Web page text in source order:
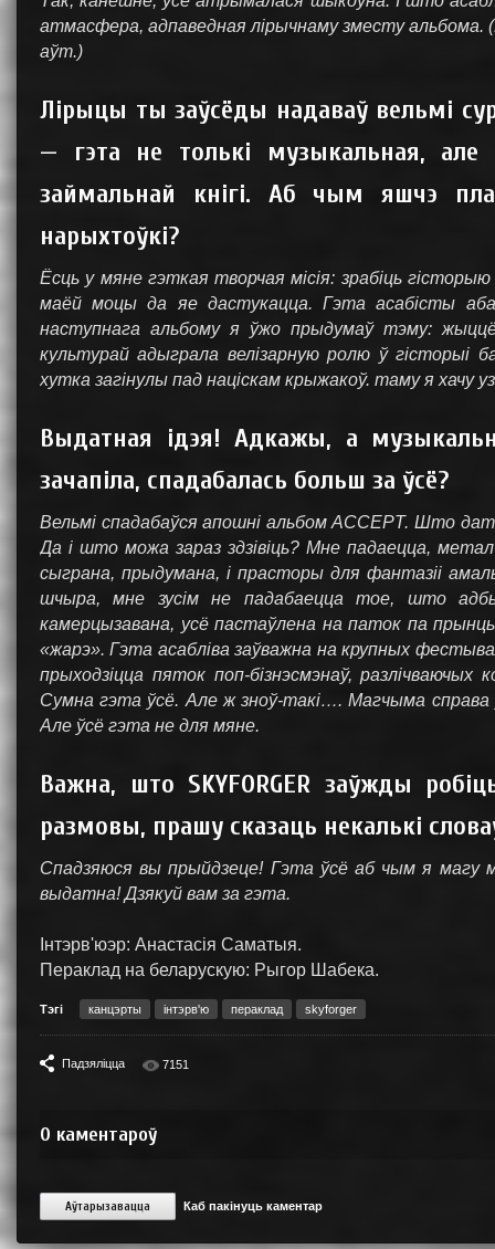
атмасфера, адпаведная лірычнаму зместу
аўт.)
Лірыцы ты заўсёды надаваў вельмі
— гэта не толькі музыкальная,
займальнай кнігі. Аб чым яшчэ
нарыхтоўкі?
Ёсць у мяне гэткая творчая місія: зрабіць
маёй моцы да яе дастукацца. Гэта асабісты
наступнага альбому я ўжо прыдумаў тэму:
культурай адыграла велізарную ролю ў
хутка загінулы пад націскам крыжакоў. таму я хачу
Выдатная ідэя! Адкажы, а
зачапіла, спадабалась больш за ўсё?
Вельмі спадабаўся апошні альбом ACCEPT. Што
Да і што можа зараз здзівіць? Мне падаецца,
сыграна, прыдумана, і прасторы для фантазіі
шчыра, мне зусім не падабаецца тое, што
камерцызавана, усё пастаўлена на паток па
«жарэ». Гэта асабліва заўважна на крупных
прыходзіцца пяток поп-бізнэсмэнаў,
Сумна гэта ўсё. Але ж зноў-такі…. Магчыма
Але ўсё гэта не для мяне.
Важна, што SKYFORGER заўжды
размовы, прашу сказаць некалькі
Спадзяюся вы прыйдзеце! Гэта ўсё аб чым я магу
выдатна! Дзякуй вам за гэта.
Інтэрв'юэр: Анастасія Саматыя.
Пераклад на беларускую: Рыгор Шабека.
Тэгі канцэрты інтэрв'ю пераклад skyforger
Падзяліцца 7151
0 каментароў
Аўтарызавацца Каб пакінуць каментар